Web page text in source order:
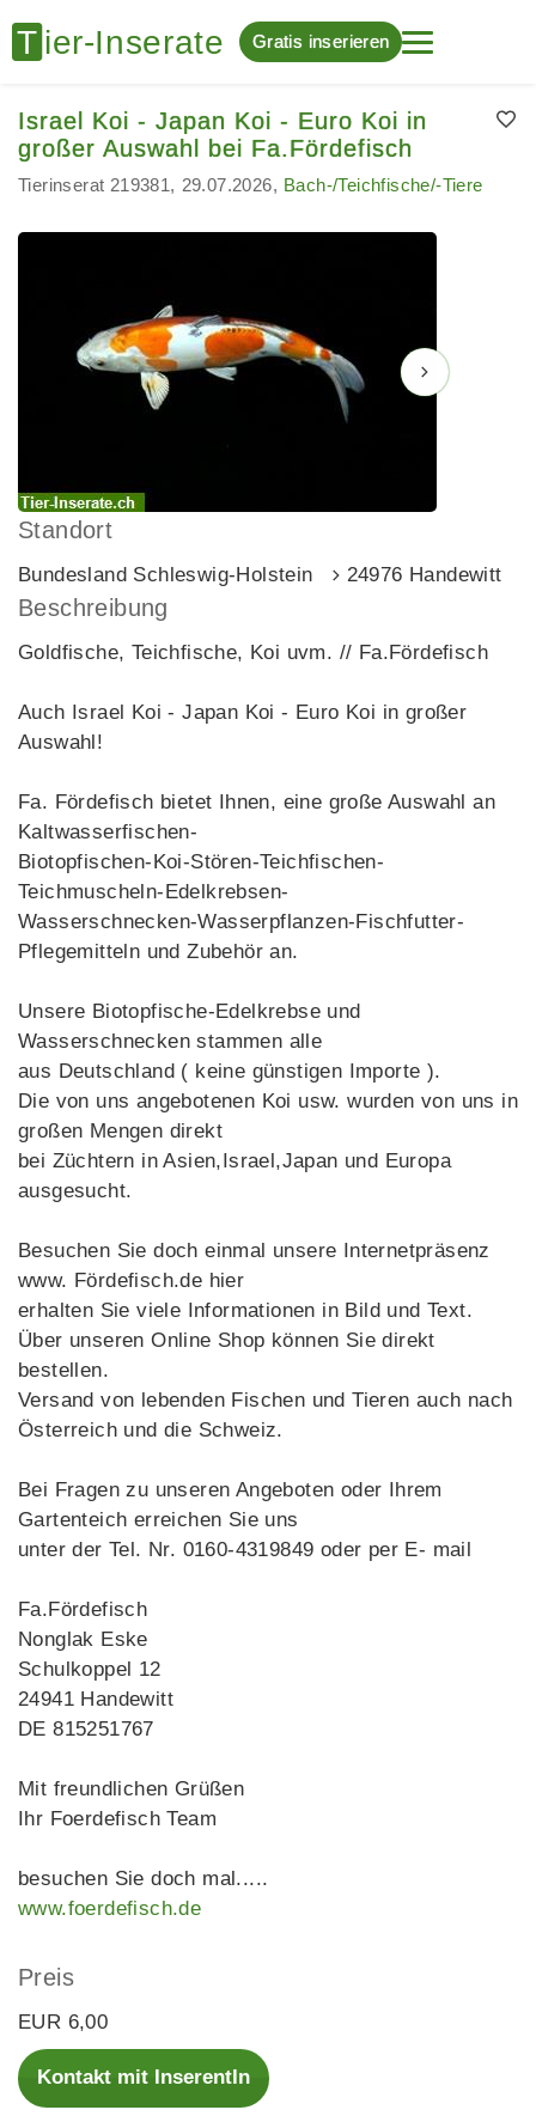
Gratis inserieren
Israel Koi - Japan Koi - Euro Koi in
großer Auswahl bei Fa.Fördefisch
Tierinserat 219381 29.07.2026 Bach-/Teichfische/-Tiere
Standort
Bundesland Schleswig-Holstein 24976 Handewitt
Beschreibung
Goldfische, Teichfische, Koi uvm. // Fa.Fördefisch
Auch Israel Koi - Japan Koi - Euro Koi in großer
Auswahl!
Fa. Fördefisch bietet Ihnen, eine große Auswahl an
Kaltwasserfischen-
Biotopfischen-Koi-Stören-Teichfischen-
Teichmuscheln-Edelkrebsen-
Wasserschnecken-Wasserpflanzen-Fischfutter-
Pflegemitteln und Zubehör an.
Unsere Biotopfische-Edelkrebse und
Wasserschnecken stammen alle
aus Deutschland ( keine günstigen Importe ).
Die von uns angebotenen Koi usw. wurden von uns in
großen Mengen direkt
bei Züchtern in Asien,Israel,Japan und Europa
ausgesucht.
Besuchen Sie doch einmal unsere Internetpräsenz
www. Fördefisch.de hier
erhalten Sie viele Informationen in Bild und Text.
Über unseren Online Shop können Sie direkt
bestellen.
Versand von lebenden Fischen und Tieren auch nach
Österreich und die Schweiz.
Bei Fragen zu unseren Angeboten oder Ihrem
Gartenteich erreichen Sie uns
unter der Tel. Nr. 0160-4319849 oder per E- mail
Fa.Fördefisch
Nonglak Eske
Schulkoppel 12
24941 Handewitt
DE 815251767
Mit freundlichen Grüßen
Ihr Foerdefisch Team
besuchen Sie doch mal.....
www.foerdefisch.de
Preis
EUR 6,00
Kontakt mit InserentIn